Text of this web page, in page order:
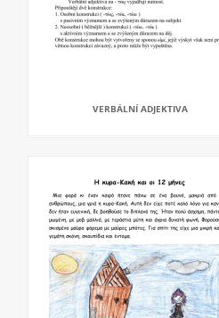
VERBÁLNÍ ADJEKTIVA